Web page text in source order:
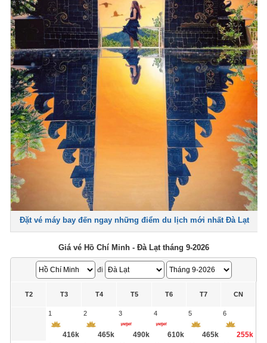
Đặt vé máy bay đến ngay những điểm du lịch mới nhất Đà Lạt
Giá vé Hồ Chí Minh - Đà Lạt tháng 9-2026
đi
T2 T3 T4 T5 T6 T7 CN
1
416k
2
465k
3
490k
4
610k
5
465k
6
255k